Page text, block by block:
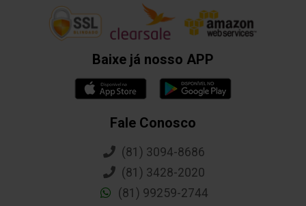
Baixe já nosso APP
Fale Conosco
(81) 3094-8686
(81) 3428-2020
(81) 99259-2744